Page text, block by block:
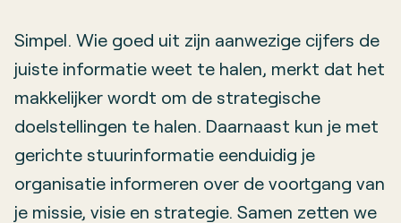
Simpel. Wie goed uit zijn aanwezige cijfers de
juiste informatie weet te halen, merkt dat het
makkelijker wordt om de strategische
doelstellingen te halen. Daarnaast kun je met
gerichte stuurinformatie eenduidig je
organisatie informeren over de voortgang van
je missie, visie en strategie. Samen zetten we